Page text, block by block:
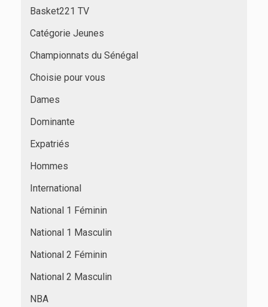
Basket221 TV
Catégorie Jeunes
Championnats du Sénégal
Choisie pour vous
Dames
Dominante
Expatriés
Hommes
International
National 1 Féminin
National 1 Masculin
National 2 Féminin
National 2 Masculin
NBA